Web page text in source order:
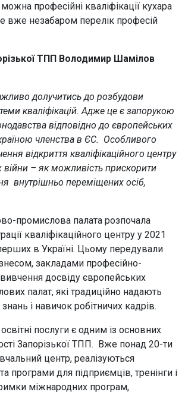
професійні кваліфікації кухара
вже незабаром перелік професій
ТПП Володимир Шамілов
долучитись до розбудови
кваліфікацій. Адже це є запорукою
відповідно до європейських
членства в ЄС. Особливого
відкриття кваліфікаційного центру
війни – як можливість прискорити
внутрішньо переміщених осіб,
промислова палата розпочала
кваліфікаційного центру у 2021
в Україні. Цьому передували
закладами професійно-
вивчення досвіду європейських
палат, які традиційно надають
і навичок робітничих кадрів.
послуги є одним із основних
Запорізької ТПП. Вже понад 20-ти
центр, реалізуються
програми для підприємців, тренінги і
міжнародних програм,